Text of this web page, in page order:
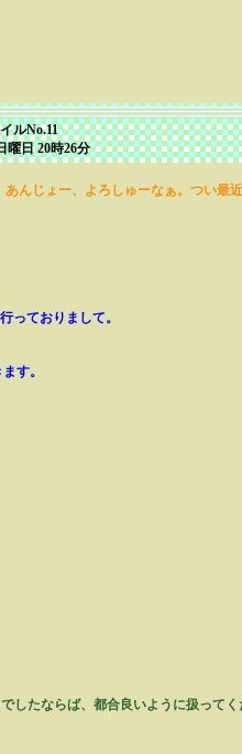
ルNo.11
曜日 20時26分
んじょー、よろしゅーなぁ。つい最
っておりまして。
す。
したならば、都合良いように扱ってく